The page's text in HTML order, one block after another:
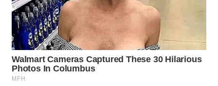
WN
PRIANGAN
TIMUR
WN
SEMARANG